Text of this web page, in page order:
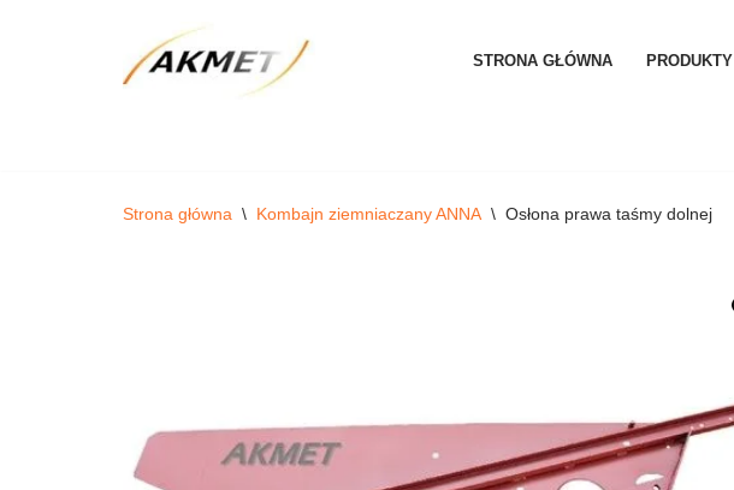
STRONA GŁÓWNA PRODUKTY
Strona główna \ Kombajn ziemniaczany ANNA \ Osłona prawa taśmy dolnej